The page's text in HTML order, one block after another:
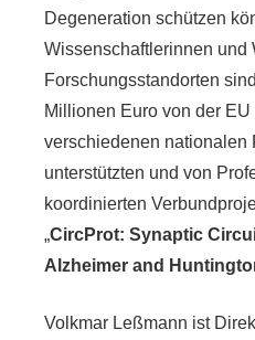
Degeneration schützen
Wissenschaftlerinnen und
Forschungsstandorten
Millionen Euro von der
verschiedenen nationalen
unterstützten und von
koordinierten
„CircProt: Synaptic
Alzheimer and
Volkmar Leßmann ist